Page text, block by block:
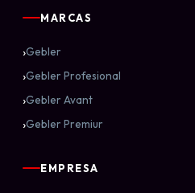
MARCAS
›Gebler
›Gebler Profesional
›Gebler Avant
›Gebler Premiur
EMPRESA